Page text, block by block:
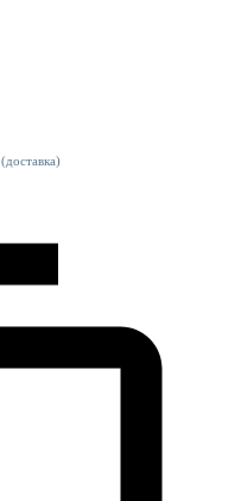
(доставка)